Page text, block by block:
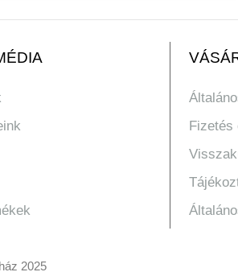
Fizetés
2025